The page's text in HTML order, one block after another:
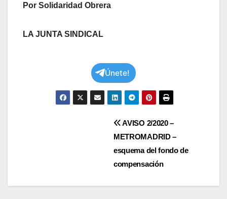
Por Solidaridad Obrera
LA JUNTA SINDICAL
Únete!
AVISO 2/2020 –
METROMADRID –
esquema del fondo de
compensación